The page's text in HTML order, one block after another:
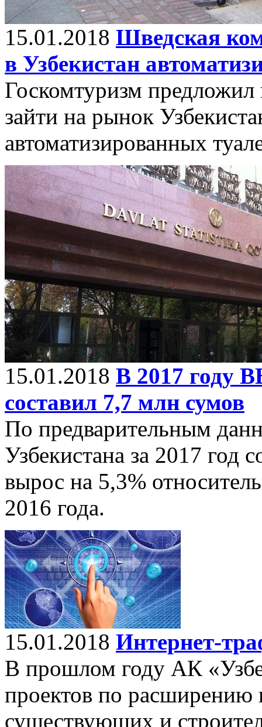
15.01.2018 Шведская
в Узбекистан
Госкомтуризм
зайти на рынок
автоматизированных
15.01.2018 В 2017 году
составил 7,7 млн сумов
По предварительным
Узбекистана за 2017 год
вырос на 5,3%
2016 года.
15.01.2018 Интернет-
В прошлом году АК
проектов по расширению
существующих и